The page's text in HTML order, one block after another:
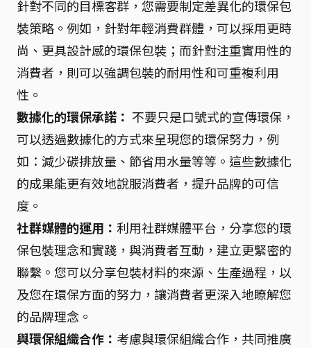
針對不同的目標客群，您需要制定差異化的環保包
裝策略。例如，針對年輕消費群體，可以採用更時
尚、更具設計感的環保包裝；而針對注重實用性的
消費者，則可以強調包裝的耐用性和可重複利用
性。
數據化的環保承諾： 不要只是口號式的宣傳環保，
可以透過數據化的方式來呈現您的環保努力，例
如：減少碳排放量、節省用水量等等。這些數據化
的成果能更有效地說服消費者，提升品牌的可信
度。
社群媒體的運用： 利用社群媒體平台，分享您的環
保包裝理念和實踐，與消費者互動，建立更緊密的
聯繫。您可以分享包裝材料的來源、生產過程，以
及您在環保方面的努力，讓消費者更深入地瞭解您
的品牌理念。
與環保組織合作： 考慮與環保組織合作，共同推廣